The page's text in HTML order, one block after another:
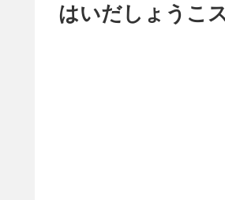
はいだしょうこ